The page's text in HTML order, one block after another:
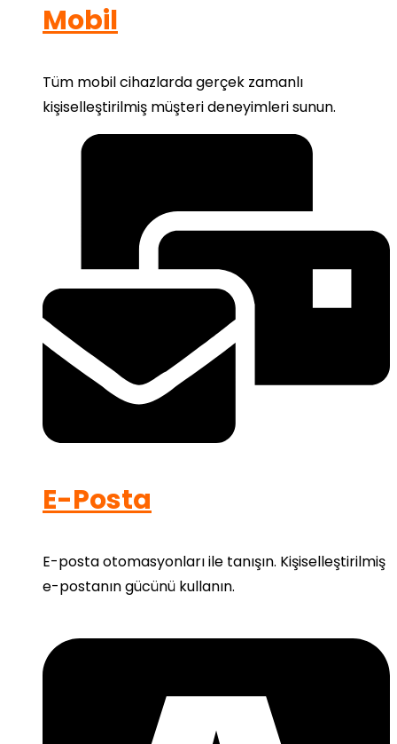
Mobil
Tüm mobil cihazlarda gerçek zamanlı
kişiselleştirilmiş müşteri deneyimleri sunun.
E-Posta
E-posta otomasyonları ile tanışın. Kişiselleştirilmiş
e-postanın gücünü kullanın.